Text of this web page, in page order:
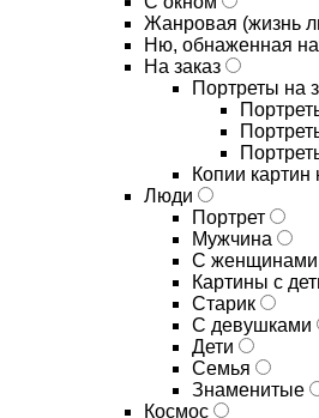
Жанровая (жизнь
Ню, обнаженная
На заказ
Портреты на
Копии картин
Люди
Портрет
Мужчина
С женщинами
Картины с
Старик
С девушками
Дети
Семья
Знаменитые
Космос